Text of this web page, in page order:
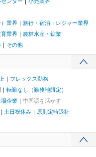
業界
旅行・宿泊・レジャー業界
育業界
農林水産・鉱業
その他
フレックス勤務
転勤なし（勤務地限定）
場企業
中国語を活かす
土日祝休み
原則定時退社